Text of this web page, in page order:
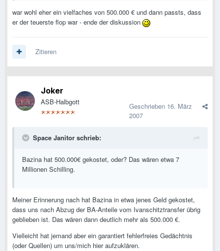
war wohl eher ein vielfaches von 500.000 € und dann passts, dass
er der teuerste flop war - ende der diskussion
Zitieren
Joker
ASB-Halbgott Geschrieben 16. März
2007
Space Janitor schrieb:
Bazina hat 500.000€ gekostet, oder? Das wären etwa 7
Millionen Schilling.
Meiner Erinnerung nach hat Bazina in etwa jenes Geld gekostet,
dass uns nach Abzug der BA-Anteile vom Ivanschitztransfer übrig
geblieben ist. Das wären dann deutlich mehr als 500.000 €.
Vielleicht hat jemand aber ein garantiert fehlerfreies Gedächtnis
(oder Quellen) um uns/mich hier aufzuklären.